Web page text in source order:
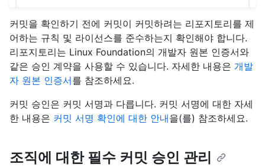
커밋을 확인하기 전에 커밋이 커밋하려는 리포지토리를 제
어하는 규칙 및 라이선스를 준수하는지 확인해야 합니다.
리포지토리는 Linux Foundation의 개발자 원본 인증서와
같은 승인 계약을 사용할 수 있습니다. 자세한 내용은 개발
자 원본 인증서를 참조하세요.
커밋 승인은 커밋 서명과 다릅니다. 커밋 서명에 대한 자세
한 내용은 커밋 서명 확인에 대한 안내을(를) 참조하세요.
조직에 대한 필수 커밋 승인 관리